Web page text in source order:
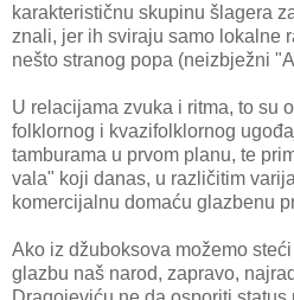
karakterističnu skupinu šlagera
znali, jer ih sviraju samo lokalne
nešto stranog popa (neizbježni
U relacijama zvuka i ritma, to su
folklornog i kvazifolklornog
tamburama u prvom planu, te
vala" koji danas, u različitim
komercijalnu domaću glazbenu
Ako iz džuboksova možemo
glazbu naš narod, zapravo,